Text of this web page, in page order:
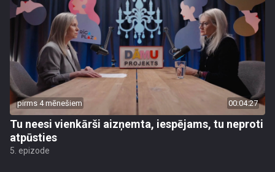
pirms 4 mēnešiem 00:04:27
Tu neesi vienkārši aizņemta, iespējams, tu neproti
atpūsties
5. epizode